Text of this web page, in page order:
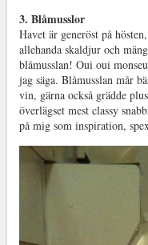
3. Blåmusslor
Havet är generöst på
allehanda skaldjur och
blåmusslan! Oui oui
jag säga. Blåmusslan mår
vin, gärna också grädde
överlägset mest classy
på mig som inspiration,